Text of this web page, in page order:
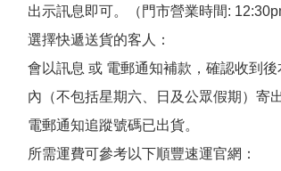
出示訊息即可。（門市營業時間:
選擇快遞送貨的客人：
會以訊息 或 電郵通知補款，確認收到
內（不包括星期六、日及公眾假期）寄
電郵通知追蹤號碼已出貨。
所需運費可參考以下順豐速運官網：